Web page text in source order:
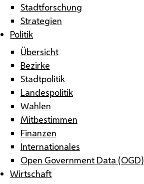
Stadtforschung
Strategien
Politik
Übersicht
Bezirke
Stadtpolitik
Landespolitik
Wahlen
Mitbestimmen
Finanzen
Internationales
Open Government Data (OGD)
Wirtschaft